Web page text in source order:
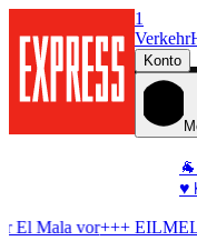
1
Verkehr
Konto
♥️
EILMELDUNG +++